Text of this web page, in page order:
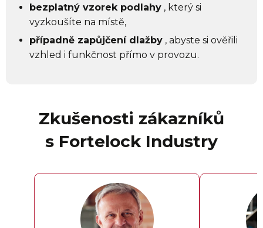
bezplatný vzorek podlahy , který si
vyzkoušíte na místě,
případně zapůjčení dlažby , abyste si ověřili
vzhled i funkčnost přímo v provozu.
Zkušenosti zákazníků
s Fortelock Industry